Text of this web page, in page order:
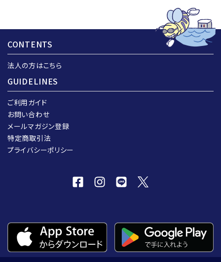
CONTENTS
法人の方はこちら
GUIDELINES
ご利用ガイド
お問い合わせ
メールマガジン登録
特定商取引法
プライバシーポリシー